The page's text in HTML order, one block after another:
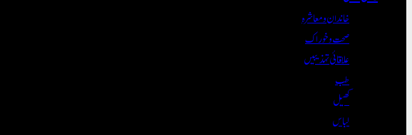
خاندان و معاشرہ
صحت و خوراک
علاقائی تہذیبیں
طب
کھیل
لباس